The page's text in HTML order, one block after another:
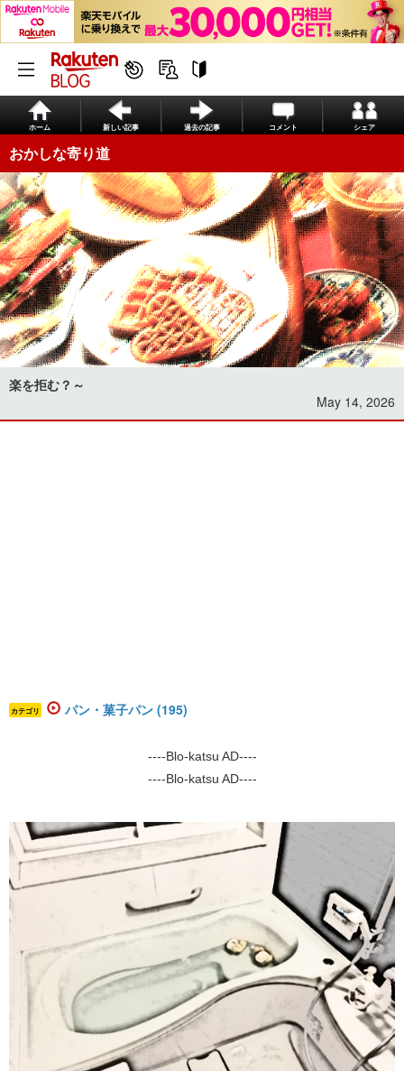
ホーム 新しい記事 過去の記事 コメント シェア
おかしな寄り道
楽を拒む？～
May 14, 2026
カテゴリ パン・菓子パン (195)
----Blo-katsu AD----
----Blo-katsu AD----